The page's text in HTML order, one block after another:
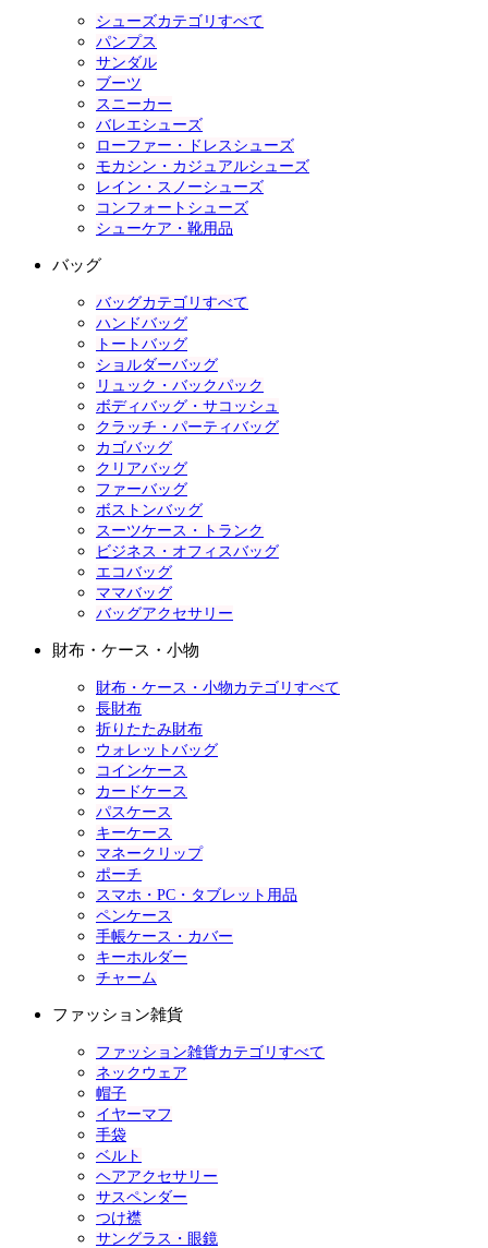
シューズカテゴリすべて
パンプス
サンダル
ブーツ
スニーカー
バレエシューズ
ローファー・ドレスシューズ
モカシン・カジュアルシューズ
レイン・スノーシューズ
コンフォートシューズ
シューケア・靴用品
バッグ
バッグカテゴリすべて
ハンドバッグ
トートバッグ
ショルダーバッグ
リュック・バックパック
ボディバッグ・サコッシュ
クラッチ・パーティバッグ
カゴバッグ
クリアバッグ
ファーバッグ
ボストンバッグ
スーツケース・トランク
ビジネス・オフィスバッグ
エコバッグ
ママバッグ
バッグアクセサリー
財布・ケース・小物
財布・ケース・小物カテゴリすべて
長財布
折りたたみ財布
ウォレットバッグ
コインケース
カードケース
パスケース
キーケース
マネークリップ
ポーチ
スマホ・PC・タブレット用品
ペンケース
手帳ケース・カバー
キーホルダー
チャーム
ファッション雑貨
ファッション雑貨カテゴリすべて
ネックウェア
帽子
イヤーマフ
手袋
ベルト
ヘアアクセサリー
サスペンダー
つけ襟
サングラス・眼鏡